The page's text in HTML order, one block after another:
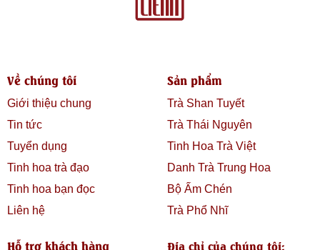
Về chúng tôi
Giới thiệu chung
Tin tức
Tuyển dụng
Tinh hoa trà đạo
Tinh hoa bạn đọc
Liên hệ
Sản phẩm
Trà Shan Tuyết
Trà Thái Nguyên
Tinh Hoa Trà Việt
Danh Trà Trung Hoa
Bộ Ấm Chén
Trà Phổ Nhĩ
Hỗ trợ khách hàng Địa chỉ của chúng tôi: